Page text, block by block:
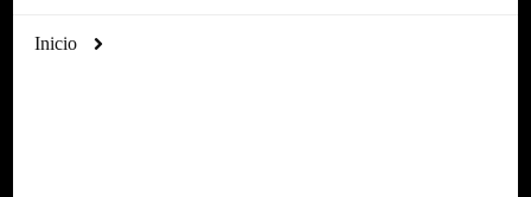
Inicio